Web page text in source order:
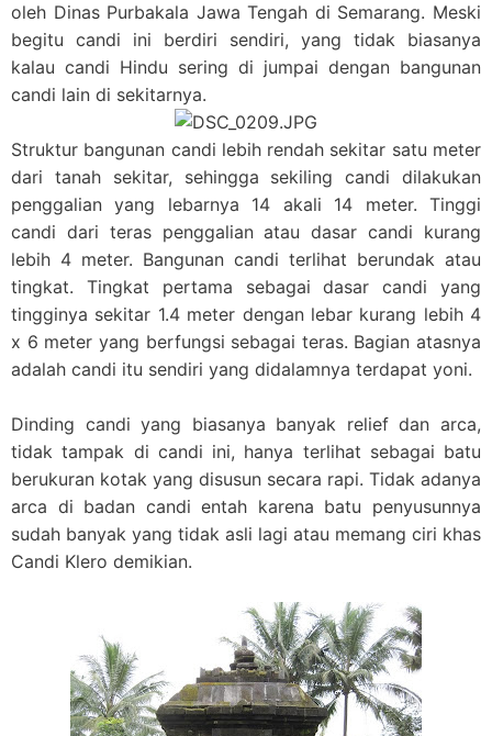
oleh Dinas Purbakala Jawa Tengah di Semarang. Meski
begitu candi ini berdiri sendiri, yang tidak biasanya
kalau candi Hindu sering di jumpai dengan bangunan
candi lain di sekitarnya.
Struktur bangunan candi lebih rendah sekitar satu meter
dari tanah sekitar, sehingga sekiling candi dilakukan
penggalian yang lebarnya 14 akali 14 meter. Tinggi
candi dari teras penggalian atau dasar candi kurang
lebih 4 meter. Bangunan candi terlihat berundak atau
tingkat. Tingkat pertama sebagai dasar candi yang
tingginya sekitar 1.4 meter dengan lebar kurang lebih 4
x 6 meter yang berfungsi sebagai teras. Bagian atasnya
adalah candi itu sendiri yang didalamnya terdapat yoni.
Dinding candi yang biasanya banyak relief dan arca,
tidak tampak di candi ini, hanya terlihat sebagai batu
berukuran kotak yang disusun secara rapi. Tidak adanya
arca di badan candi entah karena batu penyusunnya
sudah banyak yang tidak asli lagi atau memang ciri khas
Candi Klero demikian.